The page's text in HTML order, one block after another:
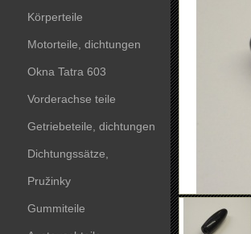
Körperteile
Motorteile, dichtungen
Okna Tatra 603
Vorderachse teile
Getriebeteile, dichtungen
Dichtungssätze,
dichtungskörper
Pružinky
Gummiteile